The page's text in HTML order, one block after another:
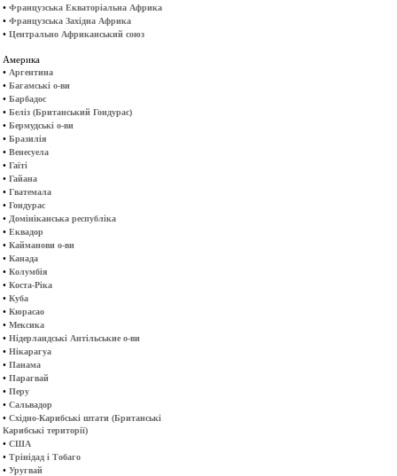
• Французська Екваторіальна Африка
• Французська Західна Африка
• Центрально Африканський союз
Америка
• Аргентина
• Багамські о-ви
• Барбадос
• Беліз (Британський Гондурас)
• Бермудські о-ви
• Бразилія
• Венесуела
• Гаїті
• Гайана
• Гватемала
• Гондурас
• Домініканська республіка
• Еквадор
• Кайманови о-ви
• Канада
• Колумбія
• Коста-Ріка
• Куба
• Кюрасао
• Мексика
• Нідерландські Антільськие о-ви
• Нікарагуа
• Панама
• Парагвай
• Перу
• Сальвадор
• Східно-Карибські штати (Британські
Карибські території)
• США
• Трінідад і Тобаго
• Уругвай